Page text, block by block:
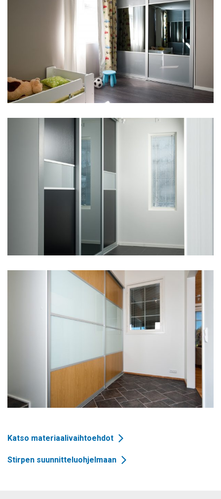
Katso materiaalivaihtoehdot
Stirpen suunnitteluohjelmaan